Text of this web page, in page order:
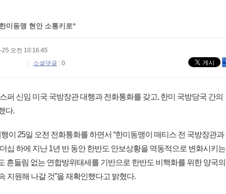
미동맹 현안 소통키로"
25 오전 10:16:45
소셜댓글 : 0
퍼 신임 미국 국방장관 대행과 전화통화를 갖고, 한미 국방당국 간의
다.
이 25일 오전 전화통화를 하면서 “한미동맹이 매티스 전 국방장관과
십 하에 지난 1년 반 동안 한반도 안보상황을 역동적으로 변화시키는
흔들림 없는 연합방위태세를 기반으로 한반도 비핵화를 위한 양국의
지원해 나갈 것”을 재확인했다고 밝혔다.